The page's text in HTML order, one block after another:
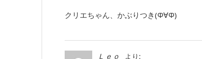
クリエちゃん、かぶりつき(Φ∀Φ)
Ｌｅｏ
より: